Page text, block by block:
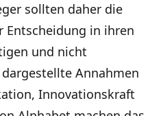
sollten daher die
Entscheidung in ihren
und nicht
Annahmen
Innovationskraft